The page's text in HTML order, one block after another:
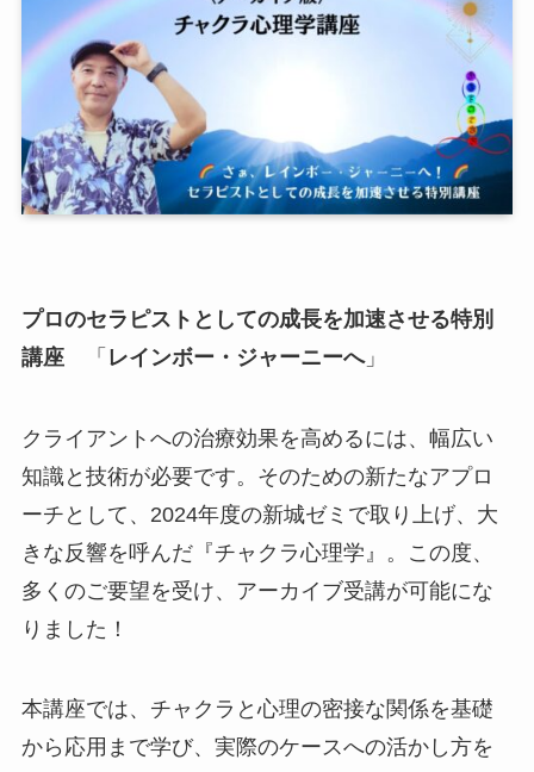
プロのセラピストとしての成長を加速させる特別
講座「 レインボー・ジャーニーへ」
クライアントへの治療効果を高めるには、幅広い
知識と技術が必要です。そのための新たなアプロ
ーチとして、2024年度の新城ゼミで取り上げ、大
きな反響を呼んだ『チャクラ心理学』。この度、
多くのご要望を受け、アーカイブ受講が可能にな
りました！
本講座では、チャクラと心理の密接な関係を基礎
から応用まで学び、実際のケースへの活かし方を